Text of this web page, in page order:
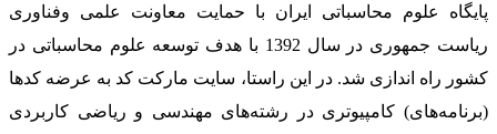
پایگاه علوم محاسباتی ایران با حمایت معاونت علمی وفناوری
ریاست جمهوری در سال 1392 با هدف توسعه علوم محاسباتی در
کشور راه اندازی شد. در این راستا، سایت مارکت کد به عرضه کدها
(برنامه‌های) کامپیوتری در رشته‌های مهندسی و ریاضی کاربردی